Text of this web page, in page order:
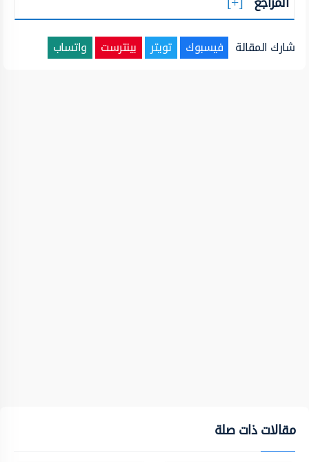
شارك المقالة فيسبوك تويتر بينترست واتساب
مقالات ذات صلة